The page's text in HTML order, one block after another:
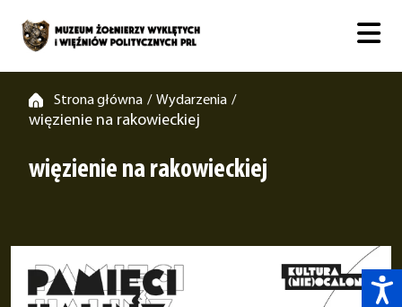
Strona główna / Wydarzenia /
więzienie na rakowieckiej
więzienie na rakowieckiej